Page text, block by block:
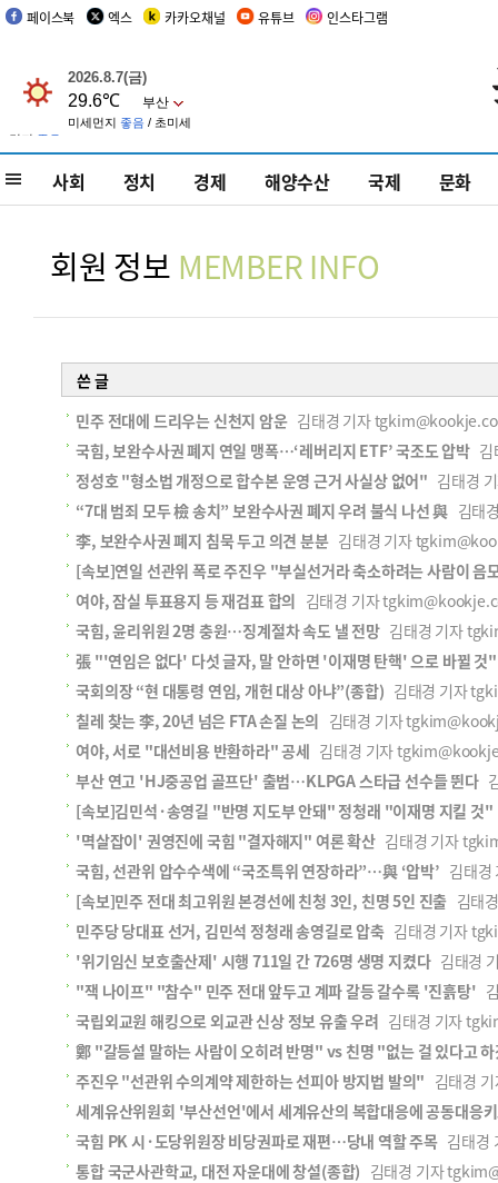
페이스북 엑스 카카오채널 유튜브 인스타그램
사회 정치 경제 해양수산 국제 문화
회원 정보 MEMBER INFO
쓴 글
민주 전대에 드리우는 신천지 암운김태경 기자
국힘, 보완수사권 폐지 연일 맹폭…‘레버리지 ETF’ 국조도 압박
정성호 "형소법 개정으로 합수본 운영 근거 사실상 없어" 김태경
“7대 범죄 모두 檢 송치” 보완수사권 폐지 우려 불식 나선 與 김태
李, 보완수사권 폐지 침묵 두고 의견 분분김태경 기자
[속보]연일 선관위 폭로 주진우 "부실선거라 축소하려는 사람이 음
여야, 잠실 투표용지 등 재검표 합의 김태경 기자
국힘, 윤리위원 2명 충원…징계절차 속도 낼 전망김태경 기자
張 "'연임은 없다' 다섯 글자, 말 안하면 '이재명 탄핵' 으로 바뀔 것"
국회의장 “현 대통령 연임, 개헌 대상 아냐”(종합) 김태경 기자
칠레 찾는 李, 20년 넘은 FTA 손질 논의 김태경 기자
여야, 서로 "대선비용 반환하라" 공세 김태경 기자
부산 연고 'HJ중공업 골프단' 출범…KLPGA 스타급 선수들 뛴다
[속보]김민석·송영길 "반명 지도부 안돼" 정청래 "이재명 지킬 것"
'멱살잡이' 권영진에 국힘 "결자해지" 여론 확산김태경 기자
국힘, 선관위 압수수색에 “국조특위 연장하라”…與 ‘압박’ 김태
[속보]민주 전대 최고위원 본경선에 친청 3인, 친명 5인 진출 김태
민주당 당대표 선거, 김민석 정청래 송영길로 압축김태경 기자
'위기임신 보호출산제' 시행 711일 간 726명 생명 지켰다김태경
"잭 나이프" "참수" 민주 전대 앞두고 계파 갈등 갈수록 '진흙탕'
국립외교원 해킹으로 외교관 신상 정보 유출 우려 김태경 기자
鄭 "갈등설 말하는 사람이 오히려 반명" vs 친명 "없는 걸 있다고
주진우 "선관위 수의계약 제한하는 선피아 방지법 발의" 김태경
세계유산위원회 '부산선언'에서 세계유산의 복합대응에 공동대응
국힘 PK 시·도당위원장 비당권파로 재편…당내 역할 주목 김태
통합 국군사관학교, 대전 자운대에 창설(종합) 김태경 기자